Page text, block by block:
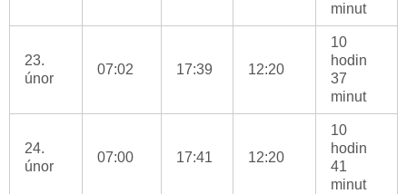
minut
23.
únor
07:02 17:39 12:20
10
hodin
37
minut
24.
únor
07:00 17:41 12:20
10
hodin
41
minut